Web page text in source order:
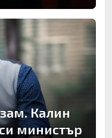
Калин
министър